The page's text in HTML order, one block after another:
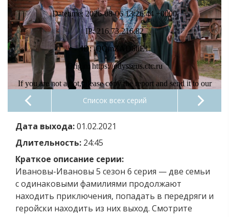
Список всех серий
Дата выхода:01.02.2021
Длительность: 24:45
Краткое описание серии:
Ивановы-Ивановы 5 сезон 6 серия — две семьи
с одинаковыми фамилиями продолжают
находить приключения, попадать в передряги и
геройски находить из них выход. Смотрите